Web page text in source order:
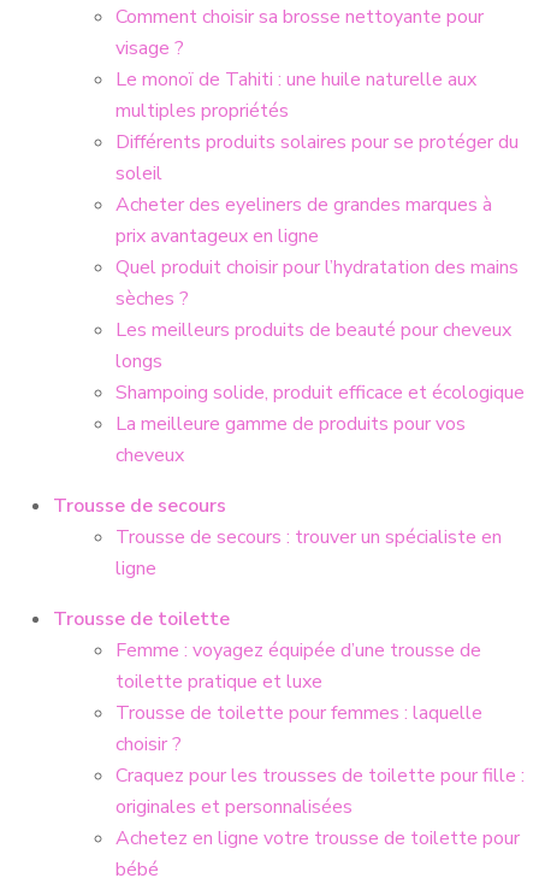
Comment choisir sa brosse nettoyante pour
visage ?
Le monoï de Tahiti : une huile naturelle aux
multiples propriétés
Différents produits solaires pour se protéger du
soleil
Acheter des eyeliners de grandes marques à
prix avantageux en ligne
Quel produit choisir pour l’hydratation des mains
sèches ?
Les meilleurs produits de beauté pour cheveux
longs
Shampoing solide, produit efficace et écologique
La meilleure gamme de produits pour vos
cheveux
Trousse de secours
Trousse de secours : trouver un spécialiste en
ligne
Trousse de toilette
Femme : voyagez équipée d’une trousse de
toilette pratique et luxe
Trousse de toilette pour femmes : laquelle
choisir ?
Craquez pour les trousses de toilette pour fille :
originales et personnalisées
Achetez en ligne votre trousse de toilette pour
bébé